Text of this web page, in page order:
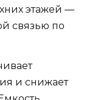
этажей —
связью по
и снижает